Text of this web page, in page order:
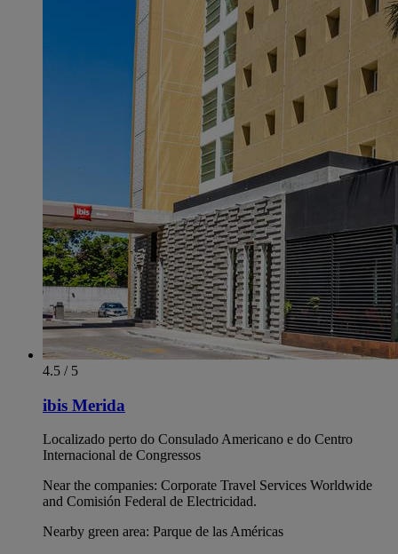
4.5 / 5
ibis Merida
Localizado perto do Consulado Americano e do Centro
Internacional de Congressos
Near the companies: Corporate Travel Services Worldwide
and Comisión Federal de Electricidad.
Nearby green area: Parque de las Américas